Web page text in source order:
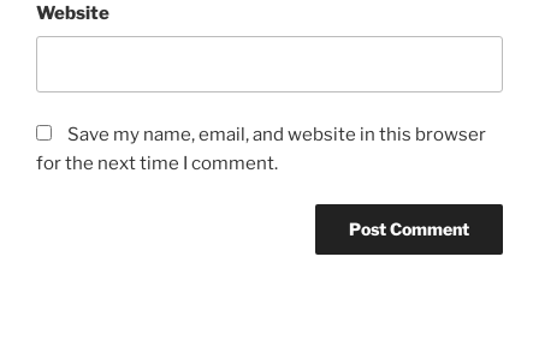
Website
Save my name, email, and website in this browser
for the next time I comment.